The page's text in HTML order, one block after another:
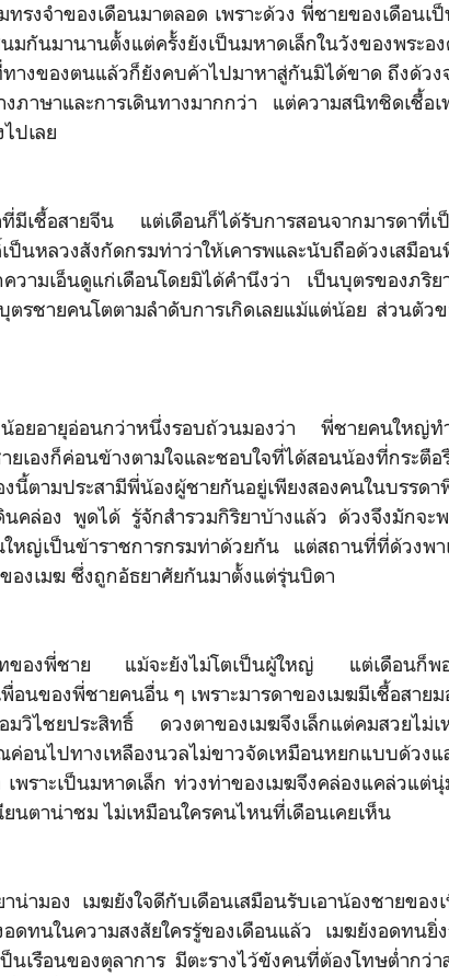
ทรงจำของเดือนมาตลอด เพราะด้วง พี่ชายของเดือนเ
กันมานานตั้งแต่ครั้งยังเป็นมหาดเล็กในวังของพระอง
างของตนแล้วก็ยังคบค้าไปมาหาสู่กันมิได้ขาด ถึงด้วง
ภาษาและการเดินทางมากกว่า แต่ความสนิทชิดเชื้อ
ปเลย
ที่มีเชื้อสายจีน แต่เดือนก็ได้รับการสอนจากมารดาที่เ
ป็นหลวงสังกัดกรมท่าว่าให้เคารพและนับถือด้วงเส
วามเอ็นดูแก่เดือนโดยมิได้คำนึงว่า เป็นบุตรของภริย
ตรชายคนโตตามลำดับการเกิดเลยแม้แต่น้อย ส่วนตัวข
น้อยอายุอ่อนกว่าหนึ่งรอบถ้วนมองว่า พี่ชายคนใหญ่
องก็ค่อนข้างตามใจและชอบใจที่ได้สอนน้องที่กระตื
งนี้ตามประสามีพี่น้องผู้ชายกันอยู่เพียงสองคนในบรรด
คล่อง พูดได้ รู้จักสำรวมกิริยาบ้างแล้ว ด้วงจึงมักจะ
หญ่เป็นข้าราชการกรมท่าด้วยกัน แต่สถานที่ที่ด้วงพา
องเมฆ ซึ่งถูกอัธยาศัยกันมาตั้งแต่รุ่นบิดา
องพี่ชาย แม้จะยังไม่โตเป็นผู้ใหญ่ แต่เดือนก็พอ
นของพี่ชายคนอื่น ๆ เพราะมารดาของเมฆมีเชื้อสาย
มวิไชยประสิทธิ์ ดวงตาของเมฆจึงเล็กแต่คมสวยไม่
อนไปทางเหลืองนวลไม่ขาวจัดเหมือนหยกแบบด้วง
เพราะเป็นมหาดเล็ก ท่วงท่าของเมฆจึงคล่องแคล่วแต่
ยนตาน่าชม ไม่เหมือนใครคนไหนที่เดือนเคยเห็น
น่ามอง เมฆยังใจดีกับเดือนเสมือนรับเอาน้องชายของ
นในความสงสัยใครรู้ของเดือนแล้ว เมฆยังอดทนยิ่ง
นเรือนของตุลาการ มีตะรางไว้ขังคนที่ต้องโทษต่ำกว่า